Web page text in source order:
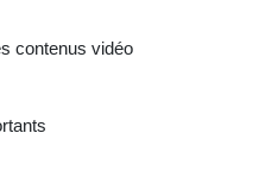
contenus vidéo